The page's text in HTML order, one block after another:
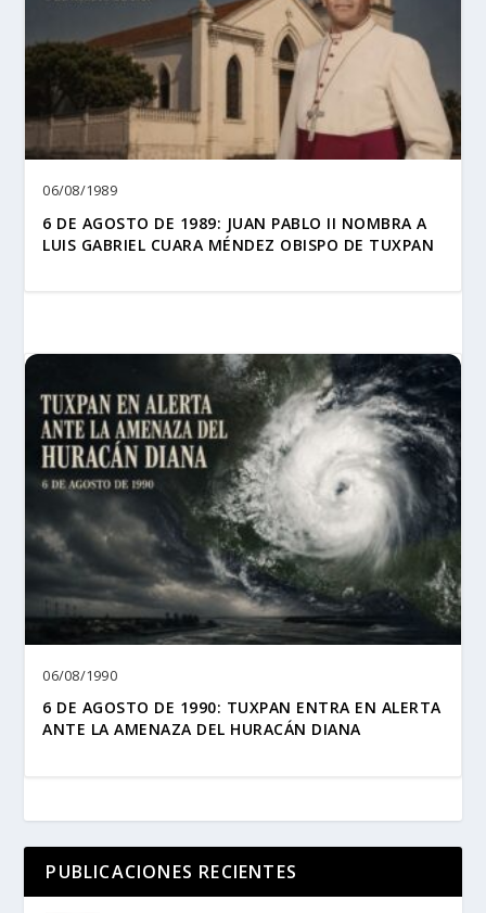
06/08/1989
6 DE AGOSTO DE 1989: JUAN PABLO II NOMBRA A
LUIS GABRIEL CUARA MÉNDEZ OBISPO DE TUXPAN
06/08/1990
6 DE AGOSTO DE 1990: TUXPAN ENTRA EN ALERTA
ANTE LA AMENAZA DEL HURACÁN DIANA
PUBLICACIONES RECIENTES